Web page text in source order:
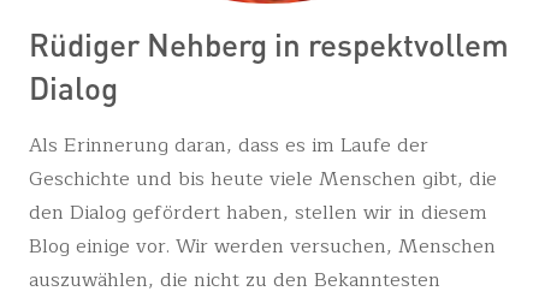
Rüdiger Nehberg in respektvollem
Dialog
Als Erinnerung daran, dass es im Laufe der
Geschichte und bis heute viele Menschen gibt, die
den Dialog gefördert haben, stellen wir in diesem
Blog einige vor. Wir werden versuchen, Menschen
auszuwählen, die nicht zu den Bekanntesten